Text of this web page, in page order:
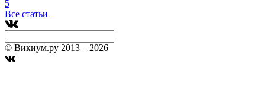
5
Все статьи
© Викиум.ру 2013 – 2026